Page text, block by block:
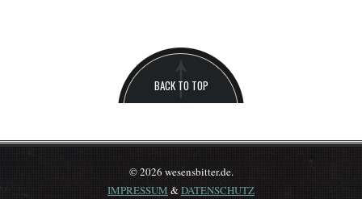
BACK TO TOP
© 2026 wesensbitter.de.
IMPRESSUM&DATENSCHUTZ